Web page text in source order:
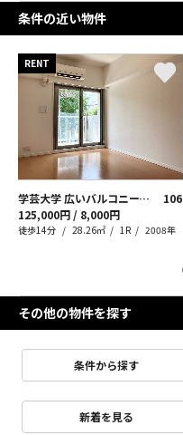
条件の近い物件
RENT
学芸大学 広いバルコニーで優雅な休日タイムを
106
125,000円 / 8,000円
徒歩14分 28.26㎡ 1R 2008年
その他の物件を探す
条件から探す
新着を見る